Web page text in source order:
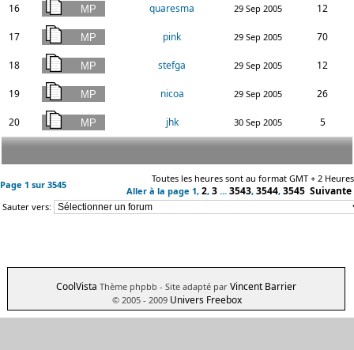
16 quaresma 29 Sep 2005 12
17 pink 29 Sep 2005 70
18 stefga 29 Sep 2005 12
19 nicoa 29 Sep 2005 26
20 jhk 30 Sep 2005 5
Page 1 sur 3545
Toutes les heures sont au format GMT + 2 Heures
Aller à la page 1, 2, 3 ... 3543, 3544, 3545 Suivante
Sauter vers:
CoolVista Thème phpbb - Site adapté par Vincent Barrier
© 2005 - 2009 Univers Freebox